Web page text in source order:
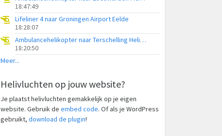
18:47:49
Lifeliner 4 naar Groningen Airport Eelde
18:28:07
Ambulancehelikopter naar Terschelling Heliport
18:20:50
Meer...
Helivluchten op jouw website?
Je plaatst helivluchten gemakkelijk op je eigen
website. Gebruik de embed code. Of als je WordPress
gebruikt, download de plugin!